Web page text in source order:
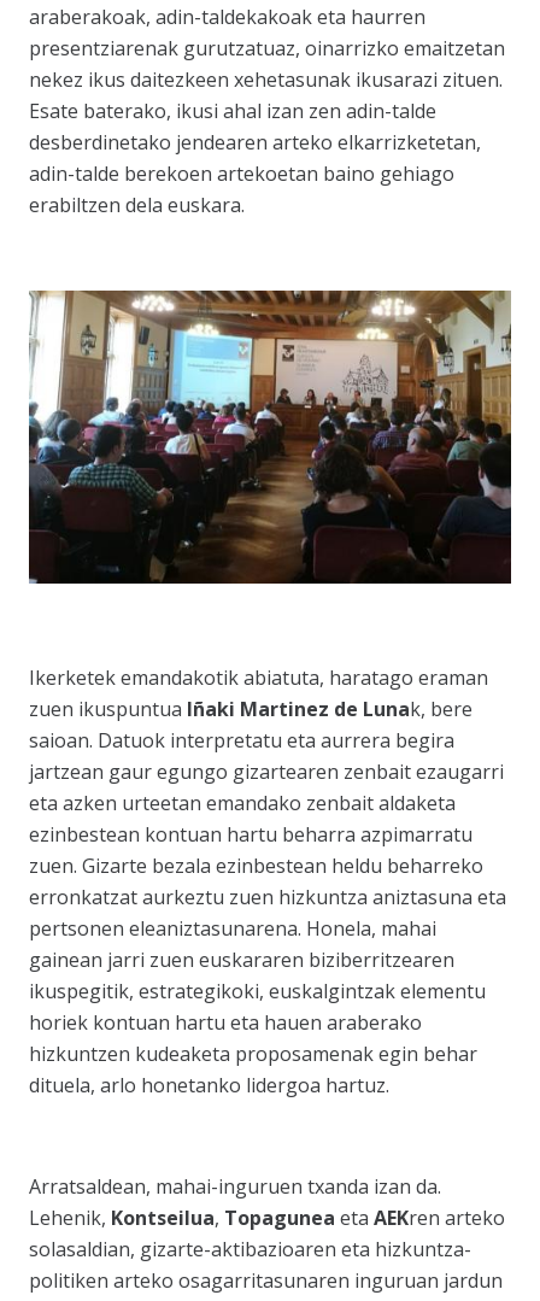
araberakoak, adin-taldekakoak eta haurren
presentziarenak gurutzatuaz, oinarrizko emaitzetan
nekez ikus daitezkeen xehetasunak ikusarazi zituen.
Esate baterako, ikusi ahal izan zen adin-talde
desberdinetako jendearen arteko elkarrizketetan,
adin-talde berekoen artekoetan baino gehiago
erabiltzen dela euskara.
Ikerketek emandakotik abiatuta, haratago eraman
zuen ikuspuntua Iñaki Martinez de Lunak, bere
saioan. Datuok interpretatu eta aurrera begira
jartzean gaur egungo gizartearen zenbait ezaugarri
eta azken urteetan emandako zenbait aldaketa
ezinbestean kontuan hartu beharra azpimarratu
zuen. Gizarte bezala ezinbestean heldu beharreko
erronkatzat aurkeztu zuen hizkuntza aniztasuna eta
pertsonen eleaniztasunarena. Honela, mahai
gainean jarri zuen euskararen biziberritzearen
ikuspegitik, estrategikoki, euskalgintzak elementu
horiek kontuan hartu eta hauen araberako
hizkuntzen kudeaketa proposamenak egin behar
dituela, arlo honetanko lidergoa hartuz.
Arratsaldean, mahai-inguruen txanda izan da.
Lehenik, Kontseilua, Topagunea eta AEKren arteko
solasaldian, gizarte-aktibazioaren eta hizkuntza-
politiken arteko osagarritasunaren inguruan jardun